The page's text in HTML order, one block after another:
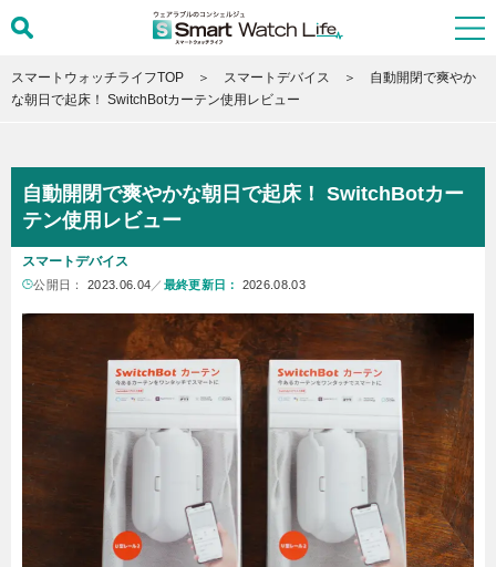
スマートウォッチライフTOP スマートデバイス
自動開閉で爽やか
な朝日で起床！ SwitchBotカーテン使用レビュー
自動開閉で爽やかな朝日で起床！ SwitchBotカー
テン使用レビュー
スマートデバイス
公開日： 2023.06.04 ／ 最終更新日： 2026.08.03